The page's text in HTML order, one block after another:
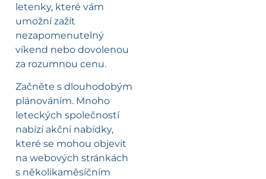
letenky, které vám
umožní zažít
nezapomenutelný
víkend nebo dovolenou
za rozumnou cenu.
Začněte s dlouhodobým
plánováním. Mnoho
leteckých společností
nabízí akční nabídky,
které se mohou objevit
na webových stránkách
s několikaměsíčním